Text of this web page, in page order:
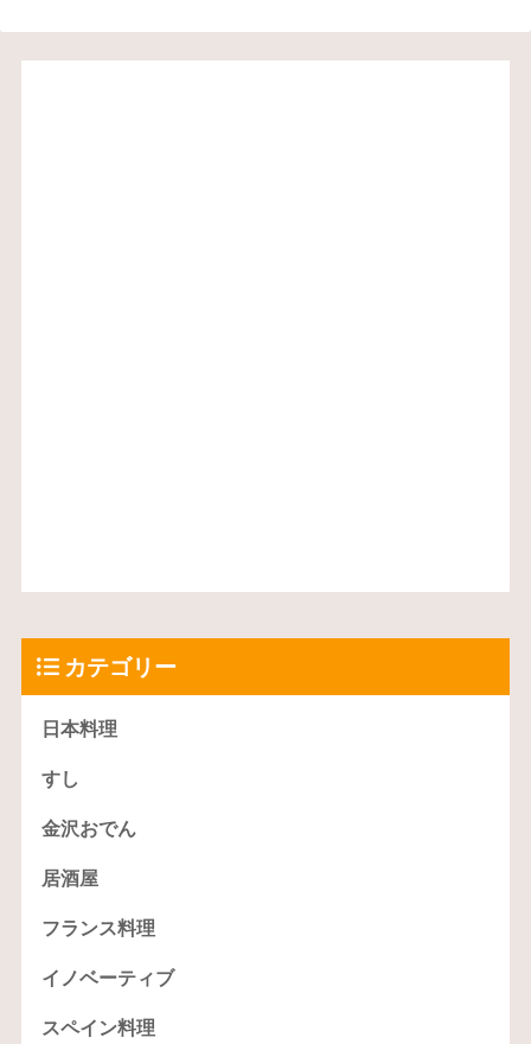
カテゴリー
日本料理
すし
金沢おでん
居酒屋
フランス料理
イノベーティブ
スペイン料理